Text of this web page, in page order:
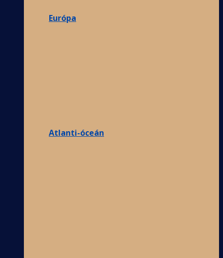
Európa
Atlanti-óceán